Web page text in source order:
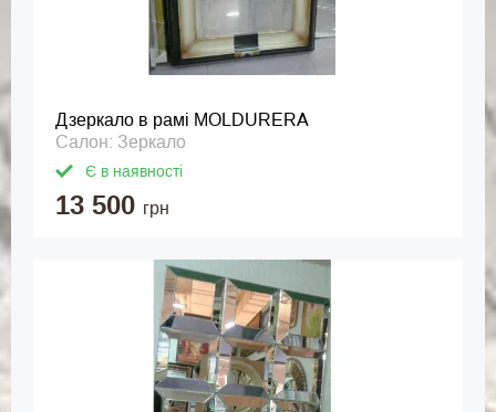
Дзеркало в рамі MOLDURERA
Салон: Зеркало
Є в наявності
13 500 грн